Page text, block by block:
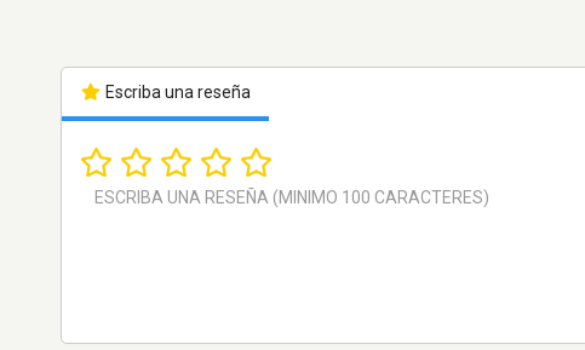
Escriba una reseña